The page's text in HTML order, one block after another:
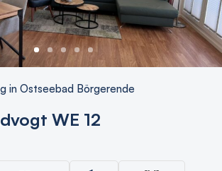
in Ostseebad Börgerende
WE 12